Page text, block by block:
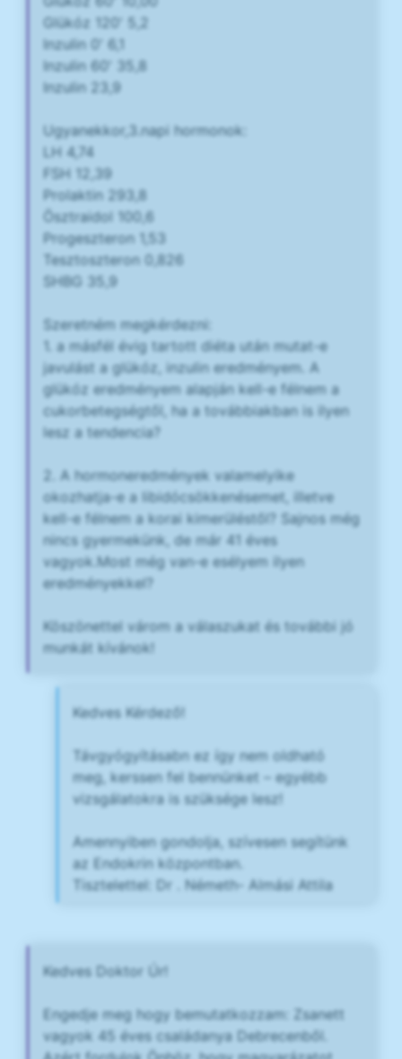
Glükóz 120' 5,2
Inzulin 0' 6,1
Inzulin 60' 35,8
Inzulin 23,9
Ugyanekkor,3.napi hormonok:
LH 4,74
FSH 12,39
Prolaktin 293,8
Ösztraidol 100,6
Progeszteron 1,53
Tesztoszteron 0,826
SHBG 35,9
Szeretném megkérdezni:
1. a másfél évig tartott diéta után mutat-e
javulást a glükóz, inzulin eredményem. A
glükóz eredményem alapján kell-e félnem a
cukorbetegségtől, ha a továbbiakban is ilyen
lesz a tendencia?
2. A hormoneredmények valamelyike
okozhatja-e a libidócsökkenésemet, illetve
kell-e félnem a korai kimerüléstől? Sajnos még
nincs gyermekünk, de már 41 éves
vagyok.Most még van-e esélyem ilyen
eredményekkel?
Köszönettel várom a válaszukat és további jó
munkát kívánok!
Kedves Kérdező!
Távgyógyításabn ez így nem oldható
meg, kerssen fel bennünket – egyébb
vizsgálatokra is szüksége lesz!
Amennyiben gondolja, szívesen segítünk
az Endokrin központban.
Tisztelettel: Dr . Németh- Almási Attila
Kedves Doktor Úr!
Engedje meg hogy bemutatkozzam: Zsanett
vagyok 45 éves családanya Debrecenből.